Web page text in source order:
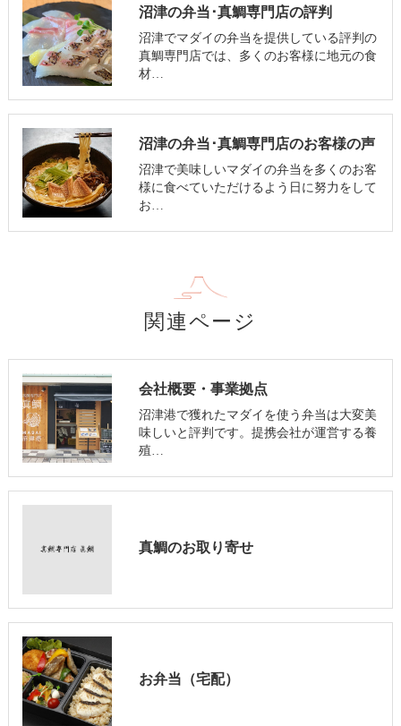
沼津の弁当･真鯛専門店の評判
沼津でマダイの弁当を提供している評判の
真鯛専門店では、多くのお客様に地元の食
材…
沼津の弁当･真鯛専門店のお客様の声
沼津で美味しいマダイの弁当を多くのお客
様に食べていただけるよう日に努力をして
お…
関連ページ
会社概要・事業拠点
沼津港で獲れたマダイを使う弁当は大変美
味しいと評判です。提携会社が運営する養
殖…
真鯛のお取り寄せ
お弁当（宅配）